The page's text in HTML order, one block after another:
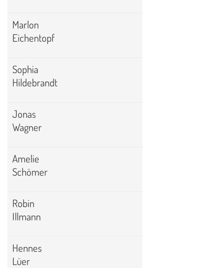
Marlon
Eichentopf
Sophia
Hildebrandt
Jonas
Wagner
Amelie
Schömer
Robin
Illmann
Hennes
Lüer